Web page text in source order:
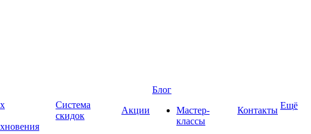
Система
скидок
Акции
Блог
Мастер-
классы
Контакты Ещё